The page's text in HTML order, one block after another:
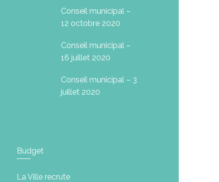
Conseil municipal –
12 octobre 2020
Conseil municipal –
16 juillet 2020
Conseil municipal – 3
juillet 2020
Budget
La Ville recrute